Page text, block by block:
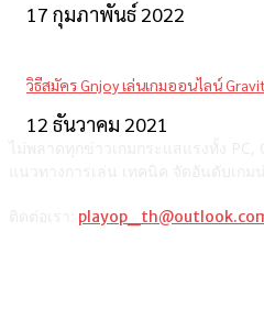
17 กุมภาพันธ์ 2022
วิธีสมัคร Gnjoy เล่นเกมออนไลน์
12 ธันวาคม 2021